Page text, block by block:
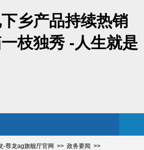
乡产品持续热销
枝独秀 -人生就是
-尊龙ag旗舰厅官网
政务要闻